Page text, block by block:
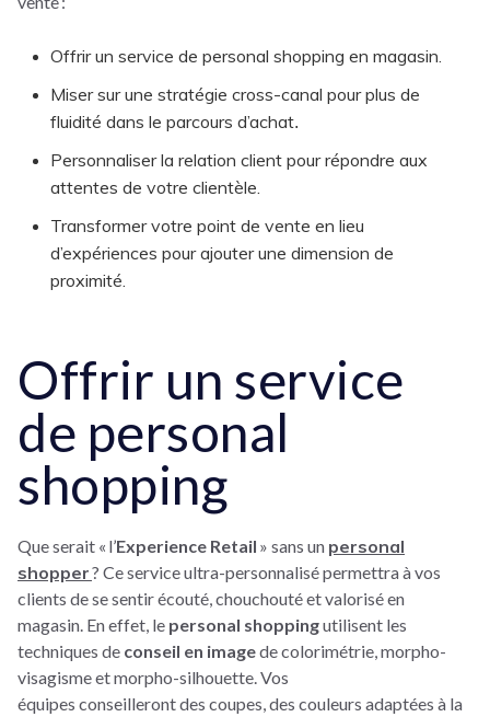
Offrir un service de personal shopping en magasin.
Miser sur une stratégie cross-canal pour plus de
fluidité dans le parcours d’achat.
Personnaliser la relation client pour répondre aux
attentes de votre clientèle.
Transformer votre point de vente en lieu
d’expériences pour ajouter une dimension de
proximité.
Offrir un service
de personal
shopping
Que serait « l’Experience Retail » sans un personal
shopper? Ce service ultra-personnalisé permettra à vos
clients de se sentir écouté, chouchouté et valorisé en
magasin. En effet, le personal shoppingutilisent les
techniques de conseil en imagede colorimétrie, morpho-
visagisme et morpho-silhouette. Vos
équipes conseilleront des coupes, des couleurs adaptées à la